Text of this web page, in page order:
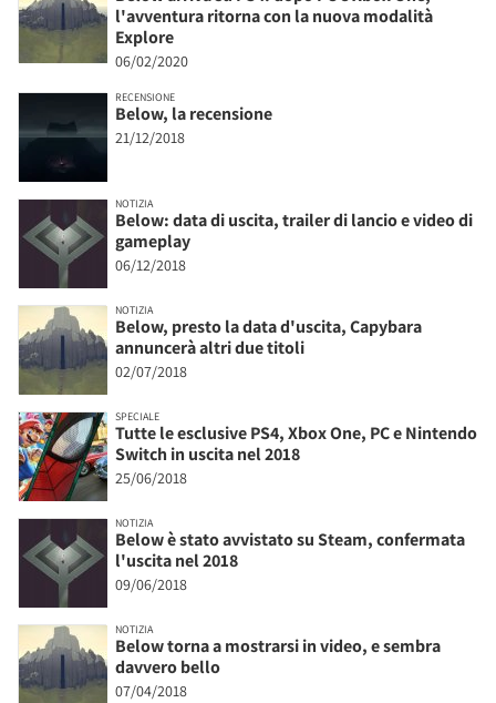
l'avventura ritorna con la nuova modalità
Explore
06/02/2020
RECENSIONE
Below, la recensione
21/12/2018
NOTIZIA
Below: data di uscita, trailer di lancio e video di
gameplay
06/12/2018
NOTIZIA
Below, presto la data d'uscita, Capybara
annuncerà altri due titoli
02/07/2018
SPECIALE
Tutte le esclusive PS4, Xbox One, PC e Nintendo
Switch in uscita nel 2018
25/06/2018
NOTIZIA
Below è stato avvistato su Steam, confermata
l'uscita nel 2018
09/06/2018
NOTIZIA
Below torna a mostrarsi in video, e sembra
davvero bello
07/04/2018